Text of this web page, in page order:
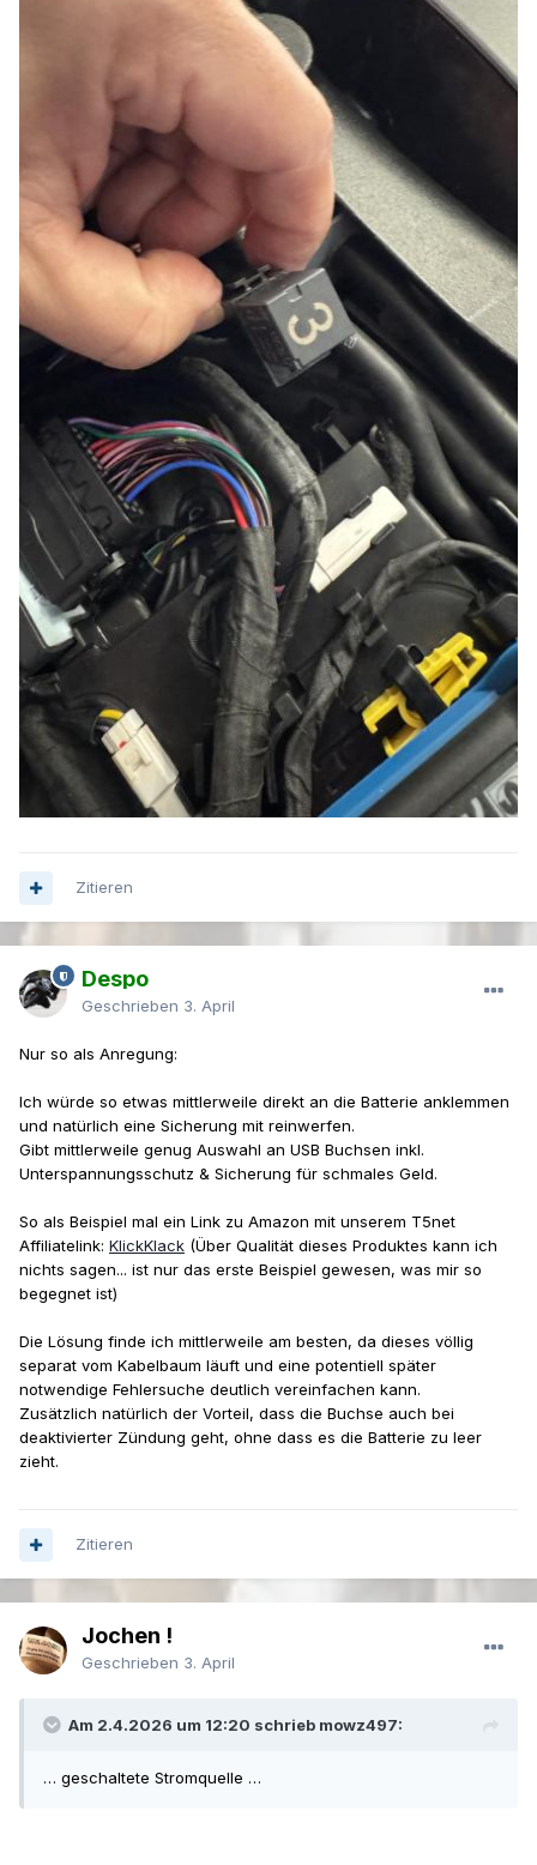
Zitieren
Despo
Geschrieben 3. April
Nur so als Anregung:
Ich würde so etwas mittlerweile direkt an die Batterie anklemmen
und natürlich eine Sicherung mit reinwerfen.
Gibt mittlerweile genug Auswahl an USB Buchsen inkl.
Unterspannungsschutz & Sicherung für schmales Geld.
So als Beispiel mal ein Link zu Amazon mit unserem T5net
Affiliatelink: KlickKlack (Über Qualität dieses Produktes kann ich
nichts sagen... ist nur das erste Beispiel gewesen, was mir so
begegnet ist)
Die Lösung finde ich mittlerweile am besten, da dieses völlig
separat vom Kabelbaum läuft und eine potentiell später
notwendige Fehlersuche deutlich vereinfachen kann.
Zusätzlich natürlich der Vorteil, dass die Buchse auch bei
deaktivierter Zündung geht, ohne dass es die Batterie zu leer
zieht.
Zitieren
Jochen !
Geschrieben 3. April
Am 2.4.2026 um 12:20 schrieb mowz497:
… geschaltete Stromquelle …